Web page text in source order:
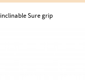
Sure grip